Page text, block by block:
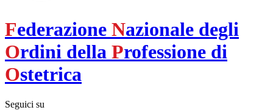
Federazione Nazionale degli
Ordini della Professione di
Ostetrica
Seguici su